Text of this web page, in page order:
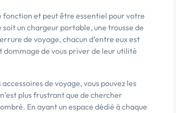
fonction et peut être essentiel pour votre
un chargeur portable, une trousse de
de voyage, chacun d’entre eux est
dommage de vous priver de leur utilité
de voyage, vous pouvez les
plus frustrant que de chercher
En ayant un espace dédié à chaque